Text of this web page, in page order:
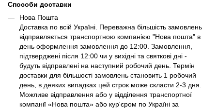
Способи доставки
Нова Пошта
Доставка по всій Україні. Переважна більшість замовлень
відправляється транспортною компанією "Нова пошта" в
день оформлення замовлення до 12:00. Замовлення,
підтверджені після 12:00 чи у вихідні та святкові дні -
будуть відправлені на наступний робочий день. Термін
доставки для більшості замовлень становить 1 робочий
день, в деяких випадках цей строк може скласти 2-3 дня.
Можливе відправлення або у відділення транспортної
компанії «Нова пошта» або кур'єром по Україні за